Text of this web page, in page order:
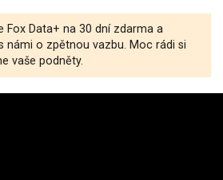
Fox Data+ na 30 dní zdarma a
námi o zpětnou vazbu. Moc rádi si
vaše podněty.